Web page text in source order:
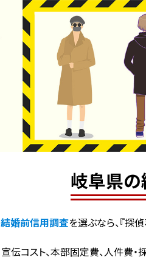
岐阜県
結婚前信用調査を選ぶなら、『探
伝コスト、本部固定費、人件費・